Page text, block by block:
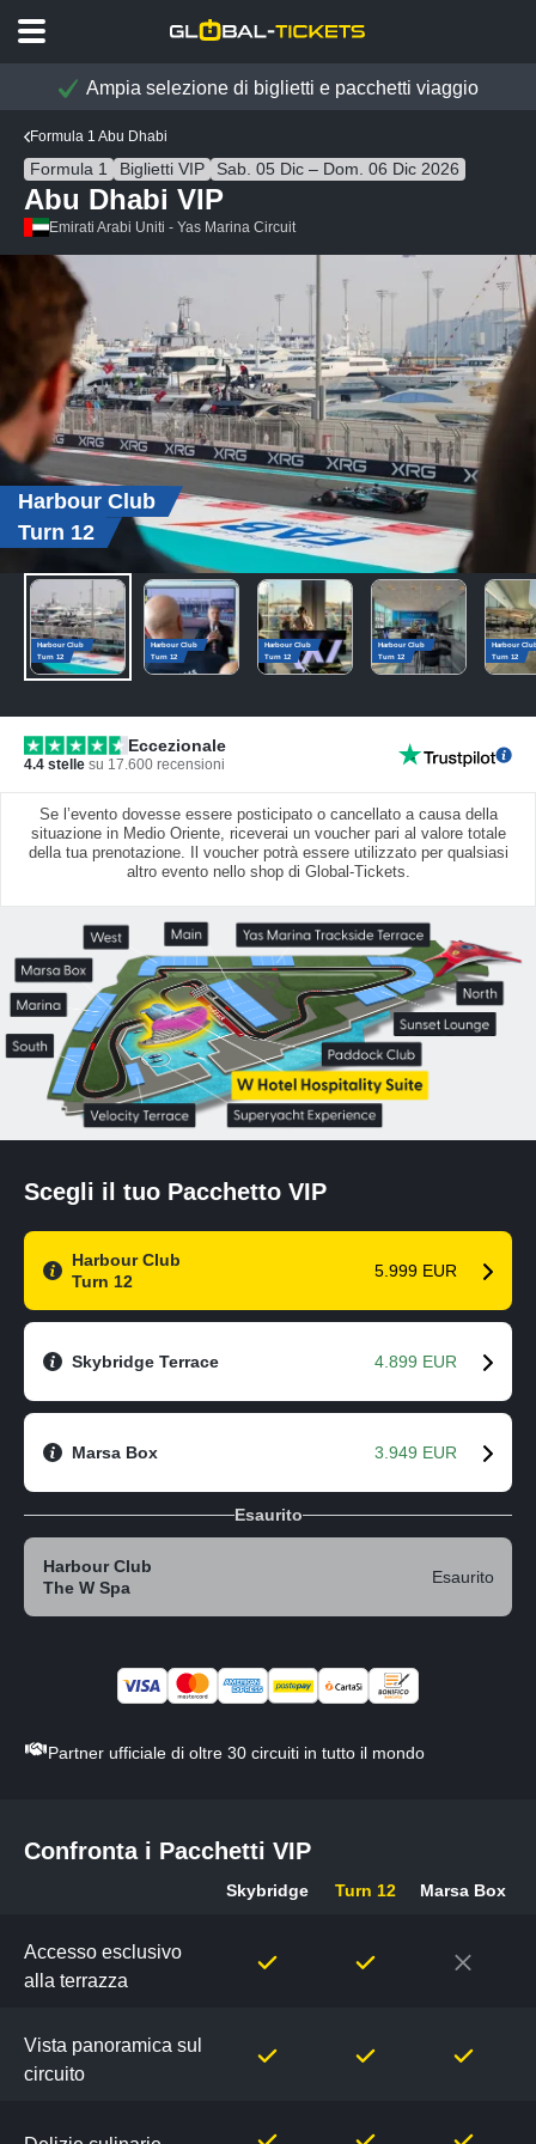
Ampia selezione di biglietti e pacchetti viaggio
Formula 1 Abu Dhabi
Formula 1 Biglietti VIP Sab. 05 Dic – Dom. 06 Dic 2026
Abu Dhabi VIP
Emirati Arabi Uniti - Yas Marina Circuit
Harbour Club
Turn 12
Harbour Club
Turn 12
Harbour Club
Turn 12
Harbour Club
Turn 12
Harbour Club
Turn 12
Harbour
Turn 12
Eccezionale
4.4 stelle su 17.600 recensioni
Se l’evento dovesse essere posticipato o cancellato a causa della
situazione in Medio Oriente, riceverai un voucher pari al valore totale
della tua prenotazione. Il voucher potrà essere utilizzato per qualsiasi
altro evento nello shop di Global-Tickets.
Scegli il tuo Pacchetto VIP
Harbour Club
Turn 12
5.999 EUR
Skybridge Terrace 4.899 EUR
Marsa Box 3.949 EUR
Esaurito
Harbour Club
The W Spa
Esaurito
Partner ufficiale di oltre 30 circuiti in tutto il mondo
Confronta i Pacchetti VIP
Pacchetti
Skybridge Turn 12 Marsa Box
Accesso esclusivo
alla terrazza
Vista panoramica sul
circuito